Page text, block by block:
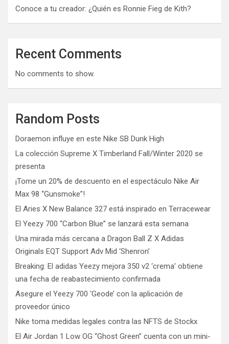
Conoce a tu creador: ¿Quién es Ronnie Fieg de Kith?
Recent Comments
No comments to show.
Random Posts
Doraemon influye en este Nike SB Dunk High
La colección Supreme X Timberland Fall/Winter 2020 se
presenta
¡Tome un 20% de descuento en el espectáculo Nike Air
Max 98 “Gunsmoke”!
El Aries X New Balance 327 está inspirado en Terracewear
El Yeezy 700 “Carbon Blue” se lanzará esta semana
Una mirada más cercana a Dragon Ball Z X Adidas
Originals EQT Support Adv Mid ‘Shenron’
Breaking: El adidas Yeezy mejora 350 v2 ‘crema’ obtiene
una fecha de reabastecimiento confirmada
Asegure el Yeezy 700 ‘Geode’ con la aplicación de
proveedor único
Nike toma medidas legales contra las NFTS de Stockx
El Air Jordan 1 Low OG “Ghost Green” cuenta con un mini-